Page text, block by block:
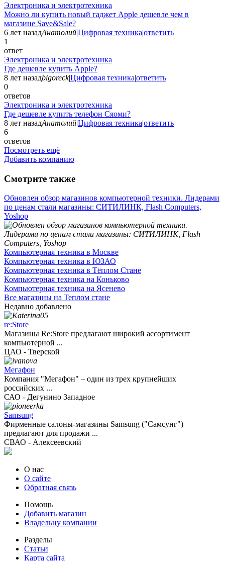
Электроника и электротехника
Можно ли купить новый гаджет Apple дешевле чем в
магазине Save&Sale?
6 лет назадАнатолий|Цифровая техника|ответить
1
ответ
Электроника и электротехника
Где дешевле купить Apple?
8 лет назадbigoreck|Цифровая техника|ответить
0
ответов
Электроника и электротехника
Где дешевле купить телефон Сяоми?
8 лет назадАнатолий|Цифровая техника|ответить
6
ответов
Посмотреть ещё
Добавить компанию
Смотрите также
Обновлен обзор магазинов компьютерной техники. Лидерами
по ценам стали магазины: СИТИЛИНК, Flash Computers,
Yoshop
Компьютерная техника в Москве
Компьютерная техника в ЮЗАО
Компьютерная техника в Тёплом Стане
Компьютерная техника на Коньково
Компьютерная техника на Ясенево
Все магазины на Теплом стане
Недавно добавлено
re:Store
Магазины Re:Store предлагают широкий ассортимент
компьютерной ...
ЦАО - Тверской
Мегафон
Компания "Мегафон" – один из трех крупнейших
российских ...
САО - Дегунино Западное
Samsung
Фирменные салоны-магазины Samsung ("Самсунг")
предлагают для продажи ...
СВАО - Алексеевский
О нас
О сайте
Обратная связь
Помощь
Добавить магазин
Владельцу компании
Разделы
Статьи
Карта сайта